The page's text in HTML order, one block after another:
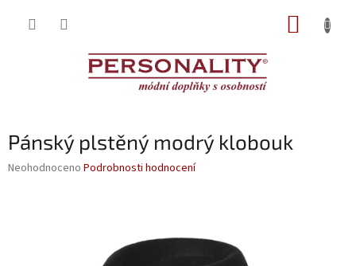
Pánský plstěný modrý klobouk
Průměrné
Neohodnoceno Podrobnosti hodnocení